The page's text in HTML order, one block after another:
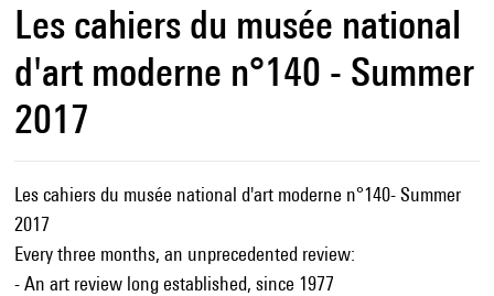
Les cahiers du musée national
d'art moderne n°140 - Summer
2017
Les cahiers du musée national d'art moderne n°140- Summer
2017
Every three months, an unprecedented review:
- An art review long established, since 1977